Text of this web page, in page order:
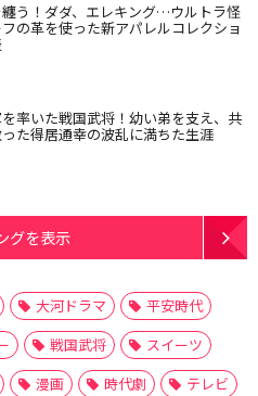
う！ダダ、エレキング…ウルトラ怪
の革を使った新アパレルコレクショ
率いた戦国武将！幼い弟を支え、共
た得居通幸の波乱に満ちた生涯
グを表示
大河ドラマ
平安時代
戦国武将
スイーツ
漫画 時代劇
テレビ